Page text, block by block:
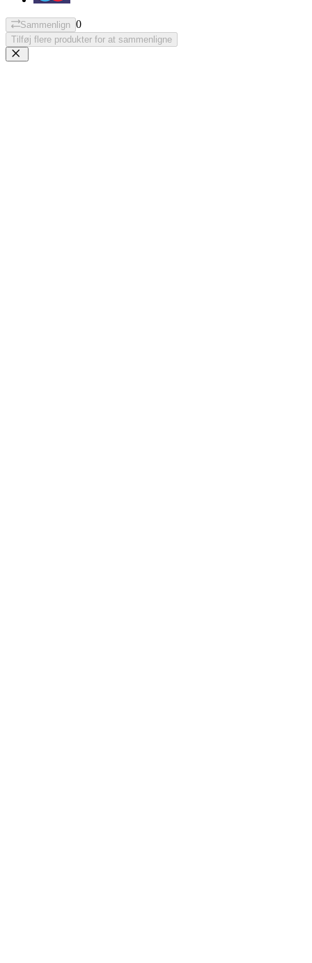
Sammenlign 0
Tilføj flere produkter for at sammenligne